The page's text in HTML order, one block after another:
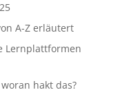
A-Z erläutert
Lernplattformen
hakt das?